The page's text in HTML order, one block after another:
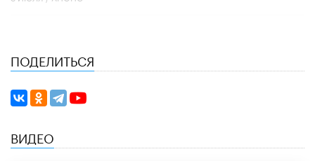
ПОДЕЛИТЬСЯ
ВИДЕО